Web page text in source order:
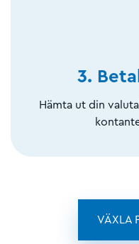
3.
Hämta ut din
VÄXLA